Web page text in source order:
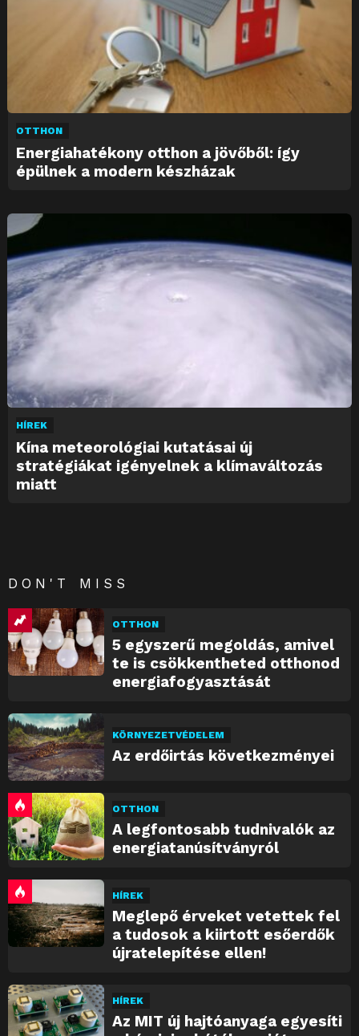
OTTHON
Energiahatékony otthon a jövőből: így
épülnek a modern készházak
HÍREK
Kína meteorológiai kutatásai új
stratégiákat igényelnek a klímaváltozás
miatt
DON'T MISS
OTTHON
5 egyszerű megoldás, amivel
te is csökkentheted otthonod
energiafogyasztását
KÖRNYEZETVÉDELEM
Az erdőirtás következményei
OTTHON
A legfontosabb tudnivalók az
energiatanúsítványról
HÍREK
Meglepő érveket vetettek fel
a tudosok a kiirtott esőerdők
újratelepítése ellen!
HÍREK
Az MIT új hajtóanyaga egyesíti